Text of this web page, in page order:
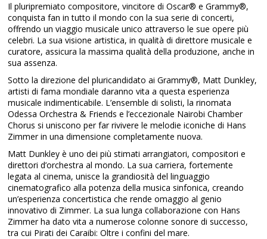
Il pluripremiato compositore, vincitore di Oscar® e Grammy®,
conquista fan in tutto il mondo con la sua serie di concerti,
offrendo un viaggio musicale unico attraverso le sue opere più
celebri. La sua visione artistica, in qualità di direttore musicale e
curatore, assicura la massima qualità della produzione, anche in
sua assenza.
Sotto la direzione del pluricandidato ai Grammy®, Matt Dunkley,
artisti di fama mondiale daranno vita a questa esperienza
musicale indimenticabile. L’ensemble di solisti, la rinomata
Odessa Orchestra & Friends e l’eccezionale Nairobi Chamber
Chorus si uniscono per far rivivere le melodie iconiche di Hans
Zimmer in una dimensione completamente nuova.
Matt Dunkley è uno dei più stimati arrangiatori, compositori e
direttori d’orchestra al mondo. La sua carriera, fortemente
legata al cinema, unisce la grandiosità del linguaggio
cinematografico alla potenza della musica sinfonica, creando
un’esperienza concertistica che rende omaggio al genio
innovativo di Zimmer. La sua lunga collaborazione con Hans
Zimmer ha dato vita a numerose colonne sonore di successo,
tra cui Pirati dei Caraibi: Oltre i confini del mare.